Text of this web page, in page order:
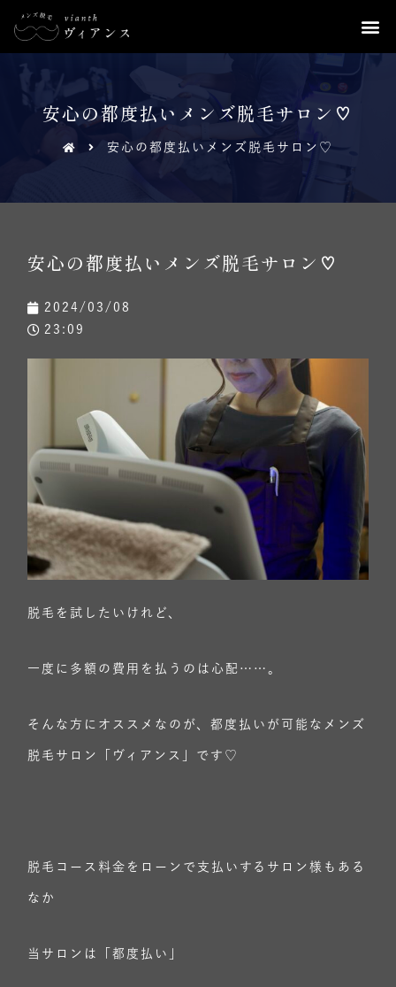
安心の都度払いメンズ脱毛サロン♡
安心の都度払いメンズ脱毛サロン♡
安心の都度払いメンズ脱毛サロン♡
2024/03/08
23:09
脱毛を試したいけれど、
一度に多額の費用を払うのは心配……。
そんな方にオススメなのが、都度払いが可能なメンズ
脱毛サロン「ヴィアンス」です♡
脱毛コース料金をローンで支払いするサロン様もある
なか
当サロンは「都度払い」